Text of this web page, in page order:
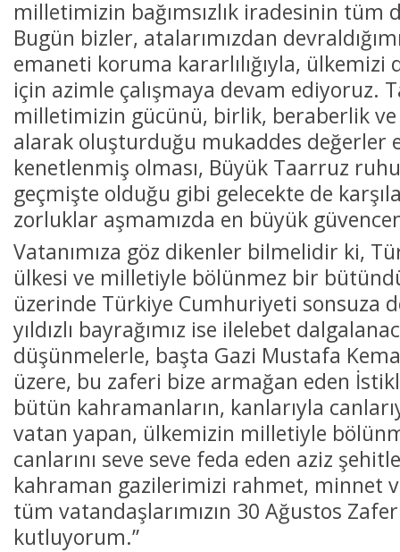
milletimizin bağımsızlık iradesinin tüm
Bugün bizler, atalarımızdan
emaneti koruma kararlılığıyla, ülkemizi
için azimle çalışmaya devam ediyoruz.
milletimizin gücünü, birlik, beraberlik
alarak oluşturduğu mukaddes değerler
kenetlenmiş olması, Büyük Taarruz
geçmişte olduğu gibi gelecekte de
zorluklar aşmamızda en büyük
Vatanımıza göz dikenler bilmelidir ki,
ülkesi ve milletiyle bölünmez bir
üzerinde Türkiye Cumhuriyeti sonsuza
yıldızlı bayrağımız ise ilelebet
düşünmelerle, başta Gazi Mustafa
üzere, bu zaferi bize armağan eden
bütün kahramanların, kanlarıyla
vatan yapan, ülkemizin milletiyle
canlarını seve seve feda eden aziz
kahraman gazilerimizi rahmet, minnet
tüm vatandaşlarımızın 30 Ağustos
kutluyorum.”